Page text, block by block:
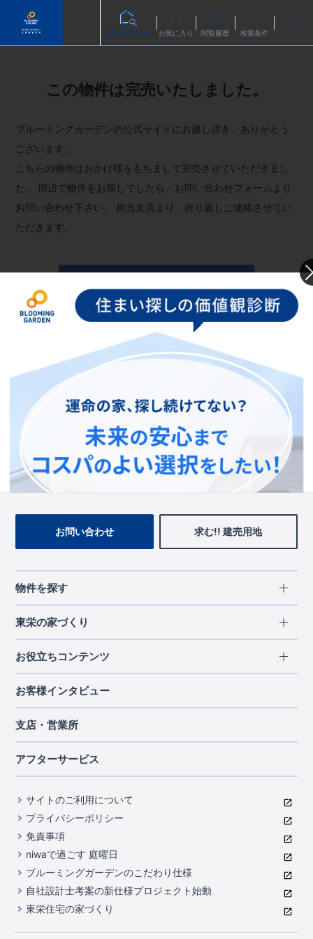
物件を探す お気に入り 閲覧履歴 検索条件
この物件は完売いたしました。
ブルーミングガーデンの公式サイトにお越し頂き、ありがとう
ございます。
こちらの物件はおかげ様をもちまして完売させていただきまし
た。
周辺で物件をお探しでしたら、お問い合わせフォームより
お問い合わせ下さい。
担当支店より、折り返しご連絡させてい
ただきます。
お問い合わせフォームへ
この物件を見ている人に
おすすめの物件
お問い合わせ 求む!! 建売用地
物件を探す
エリアから探す
北海道・東北
北海道
宮城県
千葉県
中部
山梨県
静岡県
滋賀県
京都府
中国・四国
岡山県
広島県
九州・沖縄
福岡県
熊本県
東栄の家づくり
長期優良住宅
住宅性能評価書
ブルーミングガーデンは地震につよい<建物編>
室内空間を快適に保つ断熱性能
コストパフォーマンスに自信
充実のアフターサポート
第三者評価によるお墨付き
家づくりのプロにも選ばれるブルーミングガーデン
住んでみるとじわじわ伝わる暮らしやすさへのこだわり
自社一貫体制
お役立ちコンテンツ
ご契約までの道のり
現地見学ガイド
ご紹介制度のご案内
東栄INDEX（用語集）
お客様インタビュー
支店・営業所
アフターサービス
サイトのご利用について
プライバシーポリシー
免責事項
niwaで過ごす 庭曜日
ブルーミングガーデンのこだわり仕様
自社設計士考案の新仕様プロジェクト始動
東栄住宅の家づくり